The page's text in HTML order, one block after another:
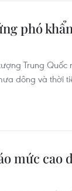
phó
Trung
dông và thời
mức cao